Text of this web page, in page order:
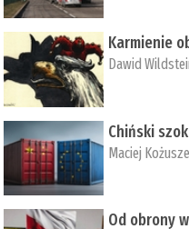
Karmienie
Dawid
Chiński
Maciej
Od obrony